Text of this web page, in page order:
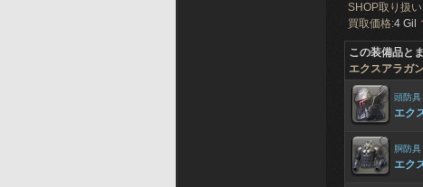
SHOP取り扱
買取価格:4 Gil
この装備品と
エクスアラガ
頭防具
エク
胴防具
エク